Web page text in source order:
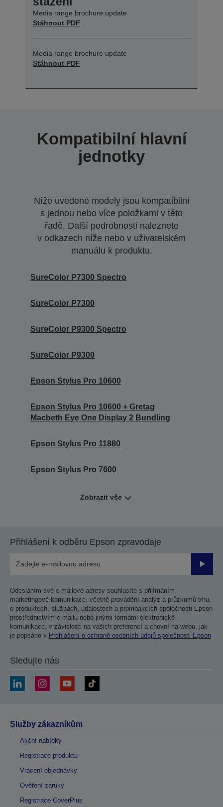
Media range brochure update
Stáhnout PDF
Media range brochure update
Stáhnout PDF
Kompatibilní hlavní
jednotky
Níže uvedené modely jsou kompatibilní
s jednou nebo více položkami v této
řadě. Další podrobnosti naleznete
v odkazech níže nebo v uživatelském
manuálu k produktu.
SureColor P7300 Spectro
SureColor P7300
SureColor P9300 Spectro
SureColor P9300
Epson Stylus Pro 10600
Epson Stylus Pro 10600 + Gretag
Macbeth Eye One Display 2 Bundling
Epson Stylus Pro 11880
Epson Stylus Pro 7600
Zobrazit vše
Přihlášení k odběru Epson zpravodaje
Odesláním své e-mailové adresy souhlasíte s přijímáním
marketingové komunikace, včetně provádění analýz a průzkumů trhu,
o produktech, službách, událostech a promoakcích společnosti Epson
prostřednictvím e-mailu nebo jinými formami elektronické
komunikace, v závislosti na vašich preferencí a chovní na webu, jak
je popsáno v Prohlášení o ochraně osobních údajů společnosti Epson
Sledujte nás
Služby zákazníkům
Akční nabídky
Registrace produktu
Vrácení objednávky
Ověření záruky
Registrace CoverPlus